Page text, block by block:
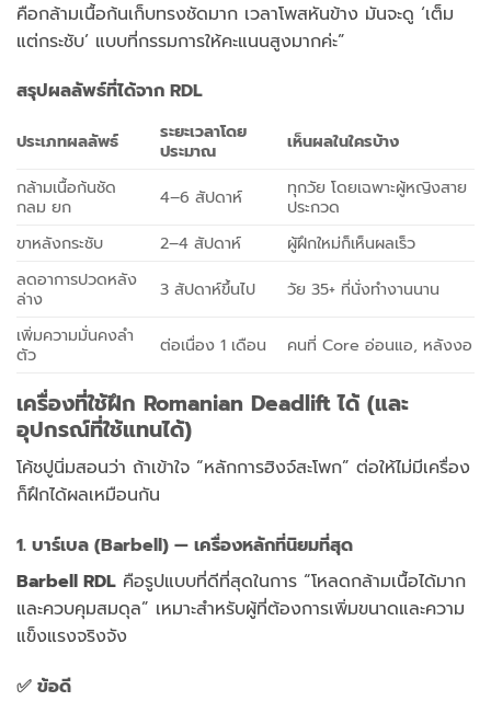
คือกล้ามเนื้อก้นเก็บทรงชัดมาก เวลาโพสหันข้าง มันจะดู ‘เต็ม
แต่กระชับ’ แบบที่กรรมการให้คะแนนสูงมากค่ะ”
สรุปผลลัพธ์ที่ได้จาก RDL
ประเภทผลลัพธ์
ระยะเวลาโดย
ประมาณ
เห็นผลในใครบ้าง
กล้ามเนื้อก้นชัด
กลม ยก
4–6 สัปดาห์
ทุกวัย โดยเฉพาะผู้หญิงสาย
ประกวด
ขาหลังกระชับ
2–4 สัปดาห์
ผู้ฝึกใหม่ก็เห็นผลเร็ว
ลดอาการปวดหลัง
ล่าง
3 สัปดาห์ขึ้นไป
วัย 35+ ที่นั่งทำงานนาน
เพิ่มความมั่นคงลำ
ตัว
ต่อเนื่อง 1 เดือน คนที่ Core อ่อนแอ, หลังงอ
เครื่องที่ใช้ฝึก Romanian Deadlift ได้ (และ
อุปกรณ์ที่ใช้แทนได้)
โค้ชปูนิ่มสอนว่า ถ้าเข้าใจ “หลักการฮิงจ์สะโพก” ต่อให้ไม่มีเครื่อง
ก็ฝึกได้ผลเหมือนกัน
1. บาร์เบล (Barbell) — เครื่องหลักที่นิยมที่สุด
Barbell RDL คือรูปแบบที่ดีที่สุดในการ “โหลดกล้ามเนื้อได้มาก
และควบคุมสมดุล” เหมาะสำหรับผู้ที่ต้องการเพิ่มขนาดและความ
แข็งแรงจริงจัง
✅ ข้อดี